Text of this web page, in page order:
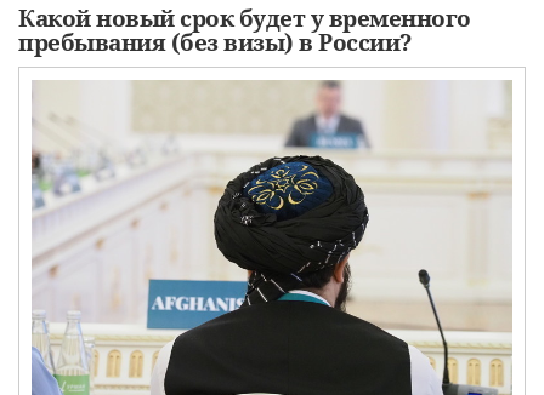
Какой новый срок будет у временного
пребывания (без визы) в России?